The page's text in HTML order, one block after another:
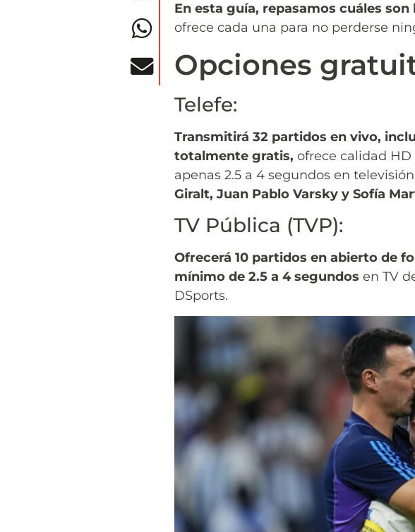
En esta guía, repasamos cuáles
ofrece cada una para no perderse
Opciones
Telefe:
Transmitirá 32 partidos en vivo,
totalmente gratis, ofrece calidad HD
apenas 2.5 a 4 segundos en
Giralt, Juan Pablo Varsky y Sofía
TV Pública (TVP):
Ofrecerá 10 partidos en abierto de
mínimo de 2.5 a 4 segundos en TV
DSports.